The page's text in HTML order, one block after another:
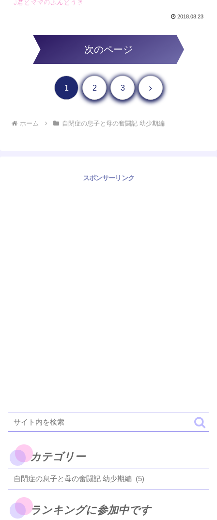
2018.08.23
次のページ
1 2 3 次へ
ホーム 自閉症の息子と母の奮闘記 幼少期編
スポンサーリンク
カテゴリー
ランキングに参加中です